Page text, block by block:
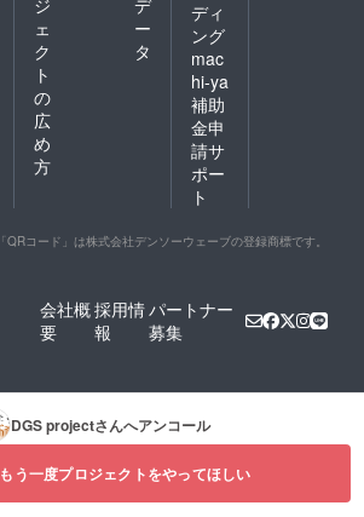
ジ
ェ
ク
ト
の
広
め
方
デ
ー
タ
ディ
ング
mac
hi-ya
補助
金申
請サ
ポー
ト
「QRコード」は株式会社デンソーウェーブの登録商標です。
会社概
要
採用情
報
パートナー
募集
DGS projectさんへアンコール
もう一度プロジェクトをやってほしい